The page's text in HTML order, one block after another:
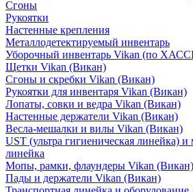
Сгоны
Рукоятки
Настенные крепления
Металлодетектируемый инвентарь
Уборочный инвентарь Vikan (по
Щетки Vikan (Викан)
Сгоны и скребки Vikan (Викан)
Рукоятки для инвентаря Vikan (Викан)
Лопаты, совки и ведра Vikan (Викан)
Настенные держатели Vikan (Викан)
Весла-мешалки и вилы Vikan (Викан)
UST (ультра гигиеническая линейка)
линейка
Мопы, рамки, флаундеры Vikan (Викан)
Пады и держатели Vikan (Викан)